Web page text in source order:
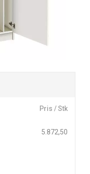
Pris / Stk
5.872,50